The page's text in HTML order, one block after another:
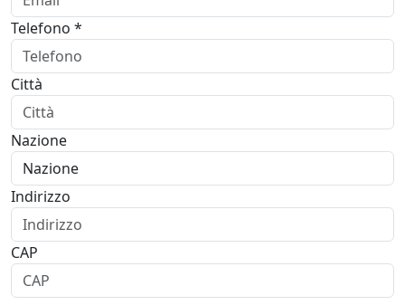
Telefono *
Città
Nazione
Indirizzo
CAP